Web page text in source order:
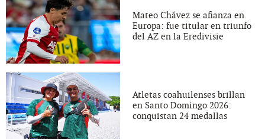
Mateo Chávez se afianza en
Europa: fue titular en triunfo
del AZ en la Eredivisie
Atletas coahuilenses brillan
en Santo Domingo 2026:
conquistan 24 medallas